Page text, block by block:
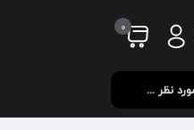
0